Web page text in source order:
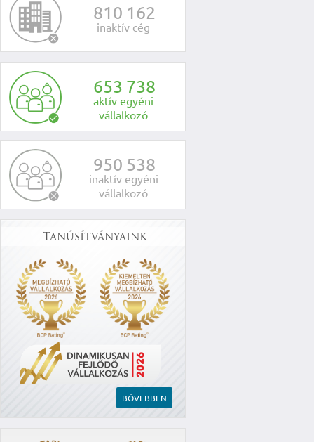
810 162
inaktív cég
653 738
aktív egyéni
vállalkozó
950 538
inaktív egyéni
vállalkozó
Tanúsítványaink
BŐVEBBEN